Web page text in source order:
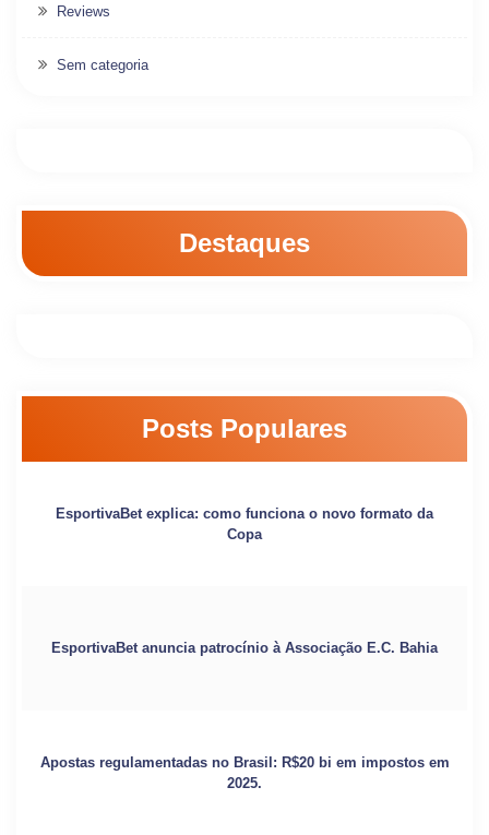
Reviews
Sem categoria
Destaques
Posts Populares
EsportivaBet explica: como funciona o novo formato da
Copa
EsportivaBet anuncia patrocínio à Associação E.C. Bahia
Apostas regulamentadas no Brasil: R$20 bi em impostos em
2025.